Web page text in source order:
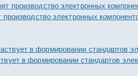
производство электронных
в формировании стандартов